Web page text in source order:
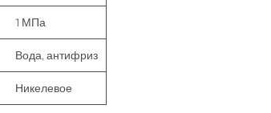
1 МПа
Вода, антифриз
Никелевое